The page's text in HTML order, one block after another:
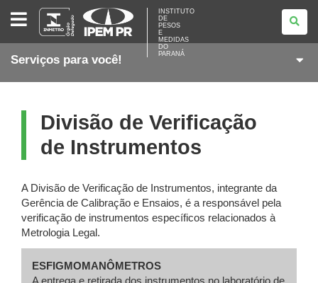
INSTITUTO
PESOS
E
DO
INSTITUTO
DE
PESOS
E
MEDIDAS
DO
PARANÁ
Serviços para você!
Divisão de Verificação
de Instrumentos
A Divisão de Verificação de Instrumentos, integrante da
Gerência de Calibração e Ensaios, é a responsável pela
verificação de instrumentos específicos relacionados à
Metrologia Legal.
ESFIGMOMANÔMETROS